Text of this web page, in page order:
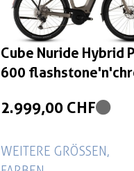
Cube Nuride Hybrid
600
Größe: Easy Entry 58
Cube Nuride Hybrid
Größe: Easy Entry 62
Cube Nuride Hybrid
600
2.999,00 CHF
WEITERE GRÖSSEN, F